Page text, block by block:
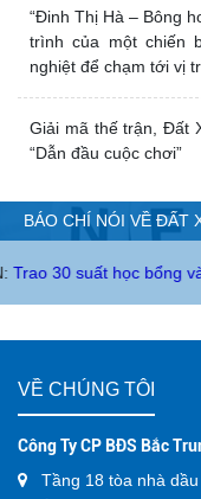
cư?
Vững bước sang tuổi
bản hùng ca
Golden Gateway và
trình của một chiến
“Dẫn đầu cuộc chơi”
BÁO CHÍ NÓI VỀ ĐẤT